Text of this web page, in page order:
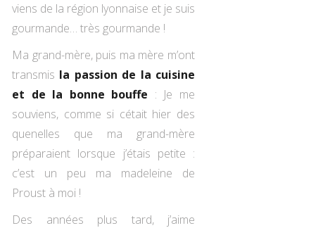
viens de la région lyonnaise et je suis
gourmande… très gourmande !
Ma grand-mère, puis ma mère m’ont
transmis la passion de la cuisine
et de la bonne bouffe : Je me
souviens, comme si cétait hier des
quenelles que ma grand-mère
préparaient lorsque j’étais petite :
c’est un peu ma madeleine de
Proust à moi !
Des années plus tard, j’aime